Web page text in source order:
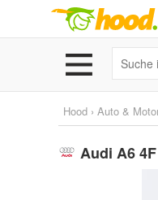
Hood › Auto &
Audi A6